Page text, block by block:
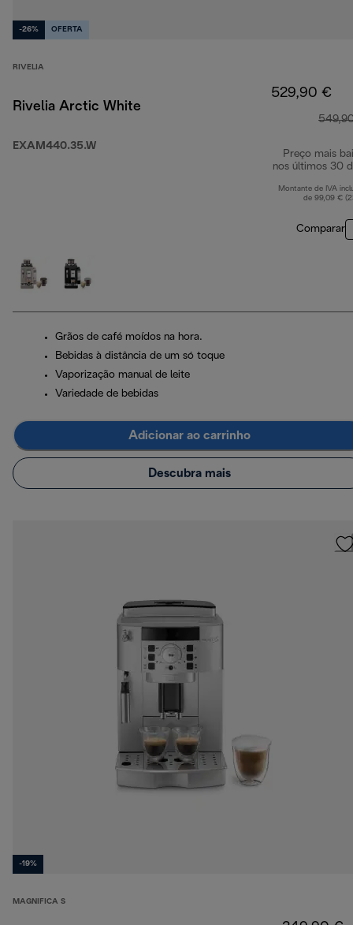
-26% OFERTA
RIVELIA
Rivelia Arctic White
EXAM440.35.W
529,90 €
Preço mais
nos últimos 30
Montante de IVA
de 99,09 €
Comparar
Grãos de café moídos na hora.
Bebidas à distância de um só toque
Vaporização manual de leite
Variedade de bebidas
Adicionar ao carrinho
Descubra mais
-19%
MAGNIFICA S